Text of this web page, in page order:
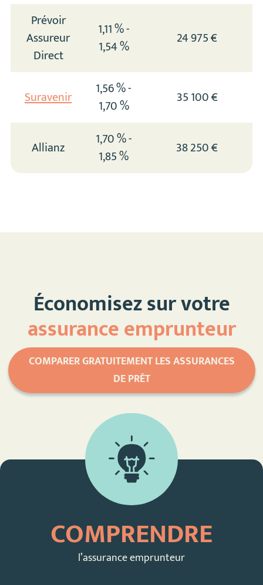
Prévoir
Assureur
Direct
1,11 % -
1,54 %
24 975 €
Suravenir
1,56 % -
1,70 %
35 100 €
Allianz
1,70 % -
1,85 %
38 250 €
Économisez sur votre
assurance emprunteur
COMPARER GRATUITEMENT LES ASSURANCES
DE PRÊT
COMPRENDRE
l’assurance emprunteur